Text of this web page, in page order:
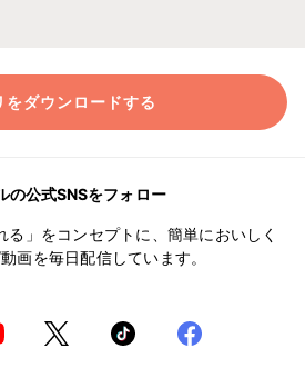
をダウンロードする
の公式SNSをフォロー
る」をコンセプトに、簡単においしく
画を毎日配信しています。